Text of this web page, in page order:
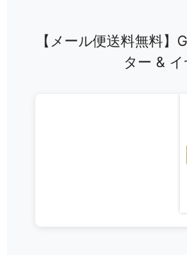
【メール便送料無料
ター &